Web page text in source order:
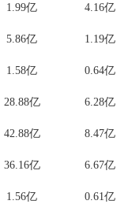
1.99亿 4.16亿
5.86亿 1.19亿
1.58亿 0.64亿
28.88亿 6.28亿
42.88亿 8.47亿
36.16亿 6.67亿
1.56亿 0.61亿